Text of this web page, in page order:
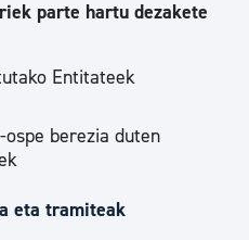
parte hartu dezakete
Entitateek
berezia duten
eta tramiteak